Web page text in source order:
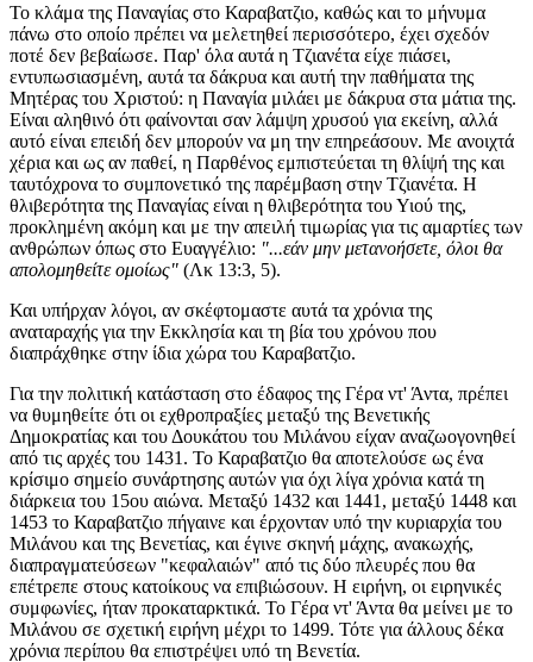
Το κλάμα της Παναγίας στο Καραβατζιο, καθώς και το μήνυμα
πάνω στο οποίο πρέπει να μελετηθεί περισσότερο, έχει σχεδόν
ποτέ δεν βεβαίωσε. Παρ' όλα αυτά η Τζιανέτα είχε πιάσει,
εντυπωσιασμένη, αυτά τα δάκρυα και αυτή την παθήματα της
Μητέρας του Χριστού: η Παναγία μιλάει με δάκρυα στα μάτια της.
Είναι αληθινό ότι φαίνονται σαν λάμψη χρυσού για εκείνη, αλλά
αυτό είναι επειδή δεν μπορούν να μη την επηρεάσουν. Με ανοιχτά
χέρια και ως αν παθεί, η Παρθένος εμπιστεύεται τη θλίψή της και
ταυτόχρονα το συμπονετικό της παρέμβαση στην Τζιανέτα. Η
θλιβερότητα της Παναγίας είναι η θλιβερότητα του Υιού της,
προκλημένη ακόμη και με την απειλή τιμωρίας για τις αμαρτίες των
ανθρώπων όπως στο Ευαγγέλιο: "...εάν μην μετανοήσετε, όλοι θα
απολομηθείτε ομοίως" (Λκ 13:3, 5).
Και υπήρχαν λόγοι, αν σκέφτομαστε αυτά τα χρόνια της
αναταραχής για την Εκκλησία και τη βία του χρόνου που
διαπράχθηκε στην ίδια χώρα του Καραβατζιο.
Για την πολιτική κατάσταση στο έδαφος της Γέρα ντ' Άντα, πρέπει
να θυμηθείτε ότι οι εχθροπραξίες μεταξύ της Βενετικής
Δημοκρατίας και του Δουκάτου του Μιλάνου είχαν αναζωογονηθεί
από τις αρχές του 1431. Το Καραβατζιο θα αποτελούσε ως ένα
κρίσιμο σημείο συνάρτησης αυτών για όχι λίγα χρόνια κατά τη
διάρκεια του 15ου αιώνα. Μεταξύ 1432 και 1441, μεταξύ 1448 και
1453 το Καραβατζιο πήγαινε και έρχονταν υπό την κυριαρχία του
Μιλάνου και της Βενετίας, και έγινε σκηνή μάχης, ανακωχής,
διαπραγματεύσεων "κεφαλαιών" από τις δύο πλευρές που θα
επέτρεπε στους κατοίκους να επιβιώσουν. Η ειρήνη, οι ειρηνικές
συμφωνίες, ήταν προκαταρκτικά. Το Γέρα ντ' Άντα θα μείνει με το
Μιλάνου σε σχετική ειρήνη μέχρι το 1499. Τότε για άλλους δέκα
χρόνια περίπου θα επιστρέψει υπό τη Βενετία.